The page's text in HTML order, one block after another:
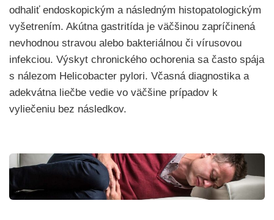
odhaliť endoskopickým a následným histopatologickým
vyšetrením. Akútna gastritída je väčšinou zapríčinená
nevhodnou stravou alebo bakteriálnou či vírusovou
infekciou. Výskyt chronického ochorenia sa často spája
s nálezom Helicobacter pylori. Včasná diagnostika a
adekvátna liečbe vedie vo väčšine prípadov k
vyliečeniu bez následkov.